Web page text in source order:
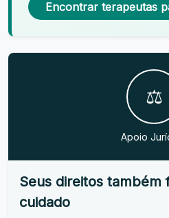
Encontrar terapeutas
⚖️
Apoio
Seus direitos também
cuidado